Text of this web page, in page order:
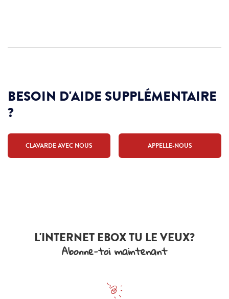
BESOIN D'AIDE SUPPLÉMENTAIRE
?
CLAVARDE AVEC NOUS APPELLE-NOUS
L'INTERNET EBOX TU LE VEUX?
Abonne-toi maintenant